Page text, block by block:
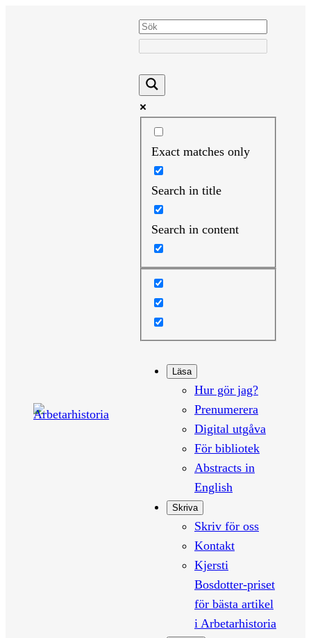
Exact matches only
Search in title
Search in content
Läsa
Hur gör jag?
Prenumerera
Digital utgåva
För bibliotek
Abstracts in
English
Skriva
Skriv för oss
Kontakt
Kjersti
Bosdotter-priset
för bästa artikel
i Arbetarhistoria